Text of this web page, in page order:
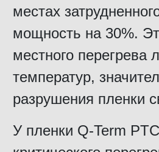
местах
мощность на 30%.
местного
температур,
разрушения пленки
У пленки Q-Term